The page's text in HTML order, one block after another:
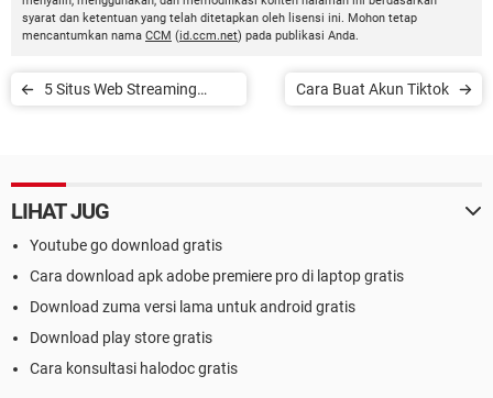
syarat dan ketentuan yang telah ditetapkan oleh lisensi ini. Mohon tetap
mencantumkan nama CCM (id.ccm.net) pada publikasi Anda.
5 Situs Web Streaming
Cara Buat Akun Tiktok
LIHAT JUG
Youtube go download gratis
Cara download apk adobe premiere pro di laptop gratis
Download zuma versi lama untuk android gratis
Download play store gratis
Cara konsultasi halodoc gratis